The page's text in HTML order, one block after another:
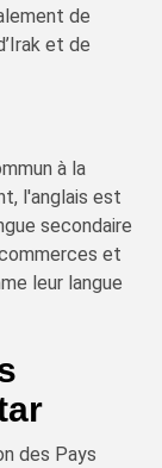
de
et de
à la
l'anglais est
secondaire
et
leur langue
des Pays